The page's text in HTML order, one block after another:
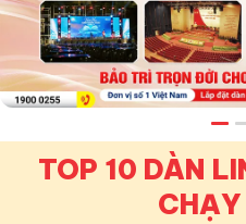
TOP 10 DÀN